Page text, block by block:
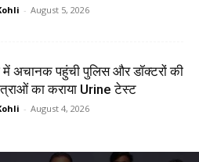
- August 5, 2026
अचानक पहुंची पुलिस और डॉक्टरों की
का कराया Urine टेस्ट
- August 4, 2026